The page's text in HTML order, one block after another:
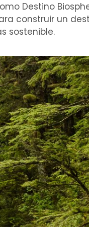
Destino
construir un
sostenible.